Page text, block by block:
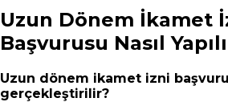
Uzun Dönem İkamet
Başvurusu Nasıl
Uzun dönem ikamet izni
gerçekleştirilir?